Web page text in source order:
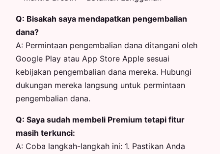
Q: Bisakah saya mendapatkan pengembalian
dana?
A: Permintaan pengembalian dana ditangani oleh
Google Play atau App Store Apple sesuai
kebijakan pengembalian dana mereka. Hubungi
dukungan mereka langsung untuk permintaan
pengembalian dana.
Q: Saya sudah membeli Premium tetapi fitur
masih terkunci:
A: Coba langkah-langkah ini: 1. Pastikan Anda